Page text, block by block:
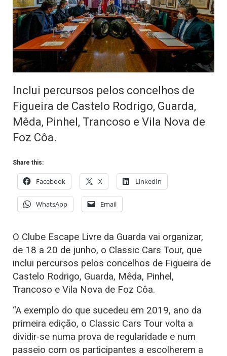
Inclui percursos pelos concelhos de
Figueira de Castelo Rodrigo, Guarda,
Mêda, Pinhel, Trancoso e Vila Nova de
Foz Côa.
Share this:
Facebook X LinkedIn
WhatsApp Email
O Clube Escape Livre da Guarda vai organizar,
de 18 a 20 de junho, o Classic Cars Tour, que
inclui percursos pelos concelhos de Figueira de
Castelo Rodrigo, Guarda, Mêda, Pinhel,
Trancoso e Vila Nova de Foz Côa.
“A exemplo do que sucedeu em 2019, ano da
primeira edição, o Classic Cars Tour volta a
dividir-se numa prova de regularidade e num
passeio com os participantes a escolherem a